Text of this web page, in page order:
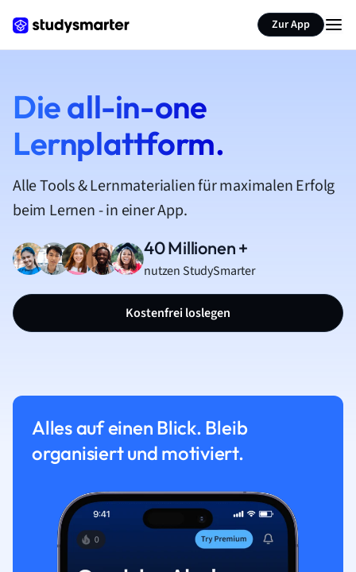
Zur App
Die all-in-one
Lernplattform.
Alle Tools & Lernmaterialien für maximalen Erfolg
beim Lernen - in einer App.
40 Millionen +
nutzen StudySmarter
Kostenfrei loslegen
Alles auf einen Blick. Bleib
organisiert und motiviert.